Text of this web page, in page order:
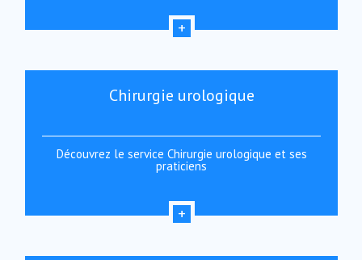
Chirurgie urologique
Découvrez le service Chirurgie urologique et ses
praticiens